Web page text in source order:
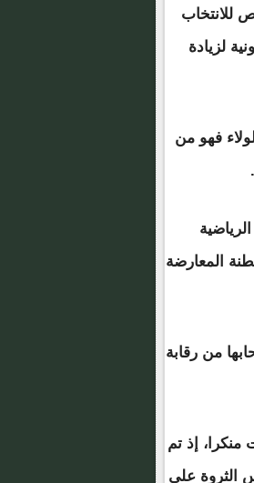
فرص للانتخاب
لزيادة
فهو من
المعارضة
من رقابة
إذ تم
الثروة على